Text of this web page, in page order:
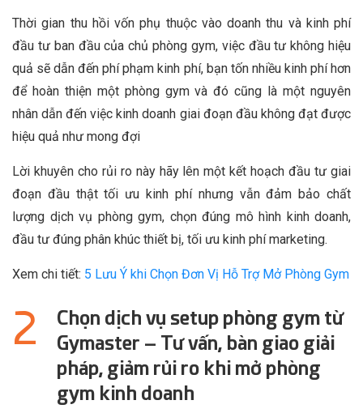
Thời gian thu hồi vốn phụ thuộc vào doanh thu và kinh phí
đầu tư ban đầu của chủ phòng gym, việc đầu tư không hiệu
quả sẽ dẫn đến phí phạm kinh phí, bạn tốn nhiều kinh phí hơn
để hoàn thiện một phòng gym và đó cũng là một nguyên
nhân dẫn đến việc kinh doanh giai đoạn đầu không đạt được
hiệu quả như mong đợi
Lời khuyên cho rủi ro này hãy lên một kết hoạch đầu tư giai
đoạn đầu thật tối ưu kinh phí nhưng vẫn đảm bảo chất
lượng dịch vụ phòng gym, chọn đúng mô hình kinh doanh,
đầu tư đúng phân khúc thiết bị, tối ưu kinh phí marketing.
Xem chi tiết: 5 Lưu Ý khi Chọn Đơn Vị Hỗ Trợ Mở Phòng Gym
Chọn dịch vụ setup phòng gym từ
Gymaster – Tư vấn, bàn giao giải
pháp, giảm rủi ro khi mở phòng
gym kinh doanh